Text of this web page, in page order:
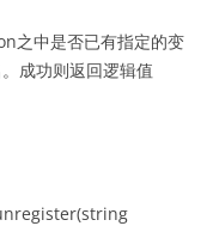
之中是否已有指定的变
成功则返回逻辑值